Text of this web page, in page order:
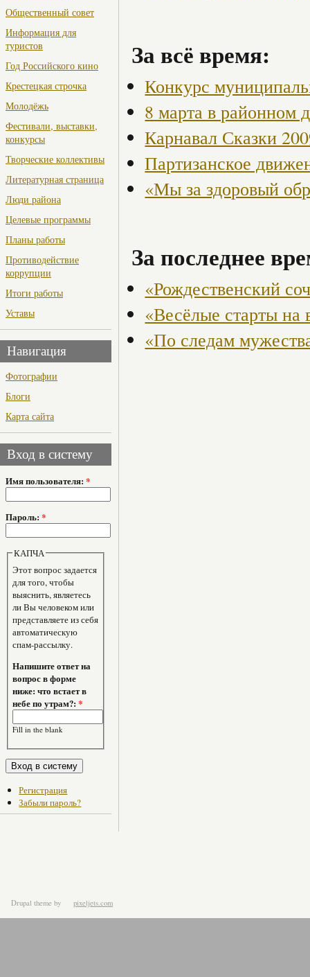
Общественный совет
Информация для
туристов
Год Российского кино
Крестецкая строчка
Молодёжь
Фестивали, выставки,
конкурсы
Творческие коллективы
Литературная страница
Люди района
Целевые программы
Планы работы
Противодействие
коррупции
Итоги работы
Уставы
Навигация
Фотографии
Блоги
Карта сайта
Вход в систему
Имя пользователя: *
Пароль: *
КАПЧА
Этот вопрос задается
для того, чтобы
выяснить, являетесь
ли Вы человеком или
представляете из себя
автоматическую
спам-рассылку.
Напишите ответ на
вопрос в форме
ниже: что встает в
небе по утрам?:*
Fill in the blank
Регистрация
Забыли пароль?
За всё время:
Конкурс
8 марта в районном
Карнавал Сказки
Партизанское
«Мы за здоровый
За последнее
«Рождественский
«Весёлые старты на
«По следам
Drupal theme by pixeljets.com